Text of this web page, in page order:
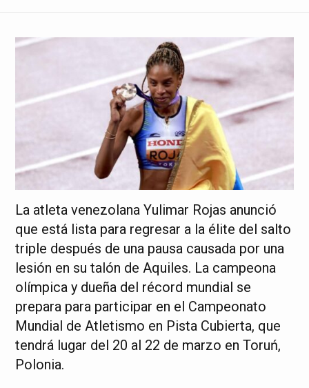
La atleta venezolana Yulimar Rojas anunció
que está lista para regresar a la élite del salto
triple después de una pausa causada por una
lesión en su talón de Aquiles. La campeona
olímpica y dueña del récord mundial se
prepara para participar en el Campeonato
Mundial de Atletismo en Pista Cubierta, que
tendrá lugar del 20 al 22 de marzo en Toruń,
Polonia.